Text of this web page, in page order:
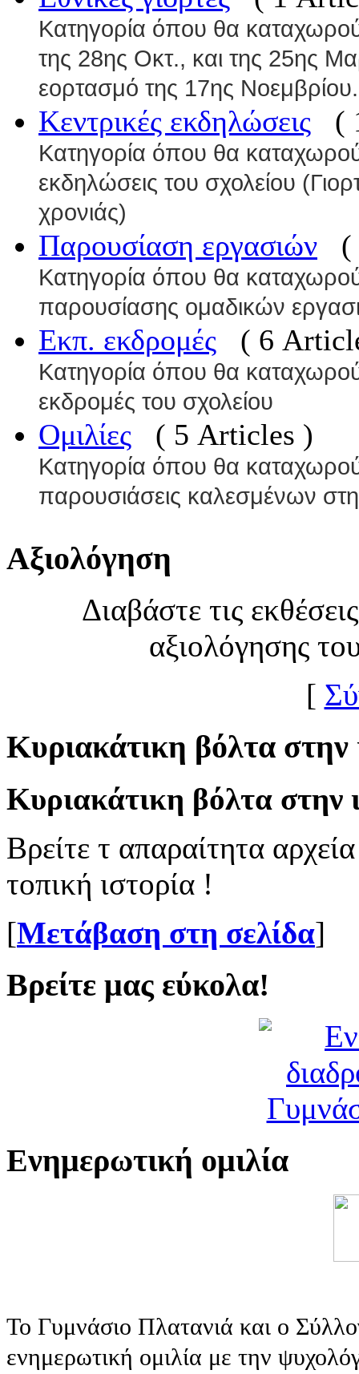
Κατηγορία όπου θα
της 28ης Οκτ., και της 25ης
εορτασμό της 17ης Νοεμβρίου.
Κεντρικές εκδηλώσεις (
Κατηγορία όπου θα
εκδηλώσεις του σχολείου
χρονιάς)
Παρουσίαση εργασιών (
Κατηγορία όπου θα
παρουσίασης ομαδικών
Εκπ. εκδρομές ( 6
Κατηγορία όπου θα
εκδρομές του σχολείου
Ομιλίες ( 5 Articles )
Κατηγορία όπου θα
παρουσιάσεις καλεσμένων
Αξιολόγηση
Διαβάστε τις
αξιολόγησης
[
Κυριακάτικη βόλτα στην
Κυριακάτικη βόλτα στην
Βρείτε τ απαραίτητα
τοπική ιστορία !
[Μετάβαση στη σελίδα]
Βρείτε μας εύκολα!
Eνημερωτική ομιλία
Το Γυμνάσιο Πλατανιά και ο
ενημερωτική ομιλία με την